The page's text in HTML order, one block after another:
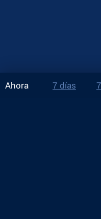
Ahora 7 días